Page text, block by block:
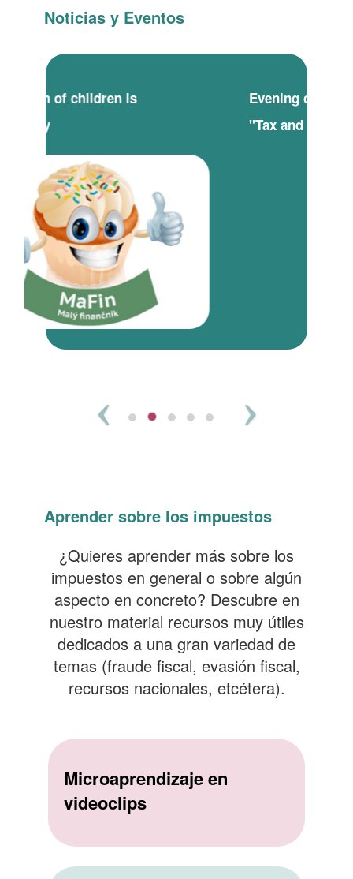
Noticias y Eventos
Evening classes for the project
Previous Next
Aprender sobre los impuestos
¿Quieres aprender más sobre los
impuestos en general o sobre algún
aspecto en concreto? Descubre en
nuestro material recursos muy útiles
dedicados a una gran variedad de
temas (fraude fiscal, evasión fiscal,
recursos nacionales, etcétera).
Microaprendizaje en
videoclips